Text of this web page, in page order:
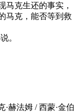
马克生还的事实，
马克，能否等到救
。
赫法姆 / 西蒙·金伯